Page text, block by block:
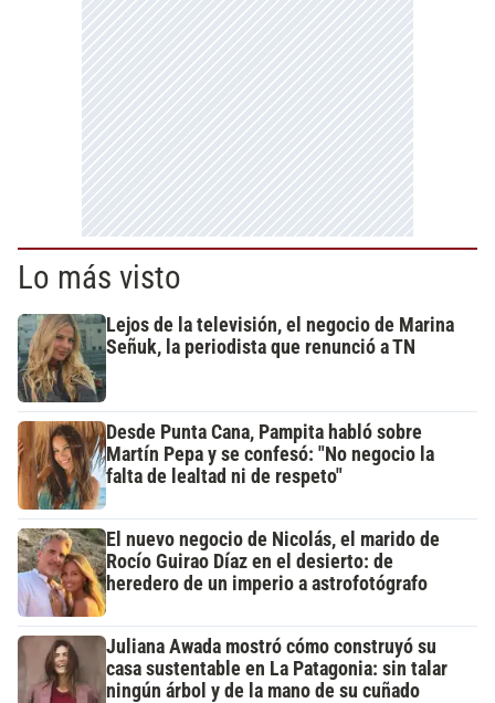
Lo más visto
Lejos de la televisión, el negocio de Marina
Señuk, la periodista que renunció a TN
Desde Punta Cana, Pampita habló sobre
Martín Pepa y se confesó: "No negocio la
falta de lealtad ni de respeto"
El nuevo negocio de Nicolás, el marido de
Rocío Guirao Díaz en el desierto: de
heredero de un imperio a astrofotógrafo
Juliana Awada mostró cómo construyó su
casa sustentable en La Patagonia: sin talar
ningún árbol y de la mano de su cuñado